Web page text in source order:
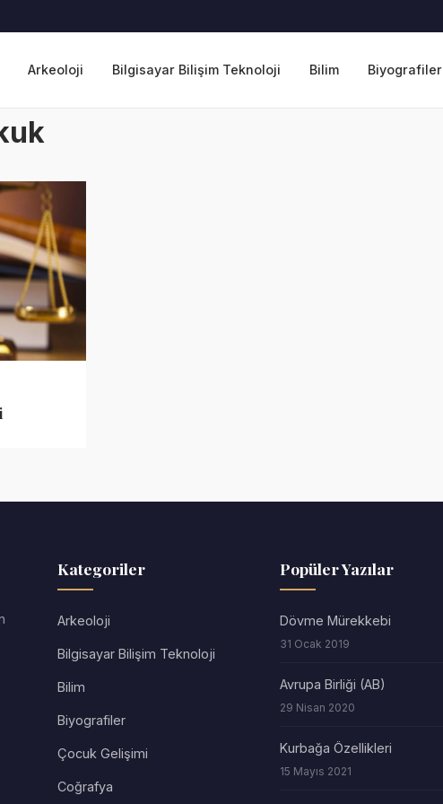
Arkeoloji Bilgisayar Bilişim Teknoloji Bilim Biyografiler
Kategoriler
Arkeoloji
Bilgisayar Bilişim Teknoloji
Bilim
Biyografiler
Çocuk Gelişimi
Coğrafya
Popüler Yazılar
Dövme Mürekkebi
31 Ocak 2019
Avrupa Birliği (AB)
29 Nisan 2020
Kurbağa Özellikleri
15 Mayıs 2021